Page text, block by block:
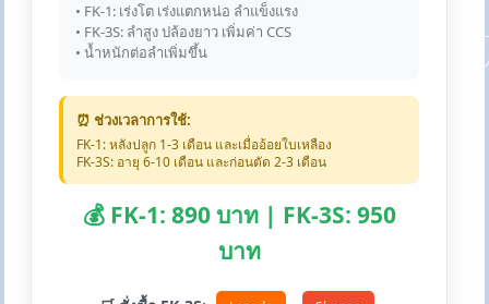
• FK-1: เร่งโต เร่งแตกหน่อ ลำแข็งแรง
• FK-3S: ลำสูง ปล้องยาว เพิ่มค่า CCS
• น้ำหนักต่อลำเพิ่มขึ้น
⏰ ช่วงเวลาการใช้:
FK-1: หลังปลูก 1-3 เดือน และเมื่ออ้อยใบเหลือง
FK-3S: อายุ 6-10 เดือน และก่อนตัด 2-3 เดือน
💰 FK-1: 890 บาท | FK-3S: 950
บาท